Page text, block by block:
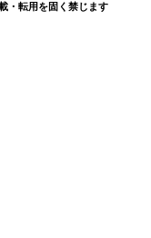
・転用を固く禁じます